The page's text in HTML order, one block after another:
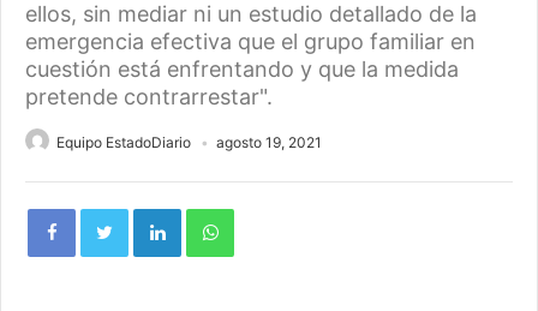
ellos, sin mediar ni un estudio detallado de la
emergencia efectiva que el grupo familiar en
cuestión está enfrentando y que la medida
pretende contrarrestar".
Equipo EstadoDiario agosto 19, 2021